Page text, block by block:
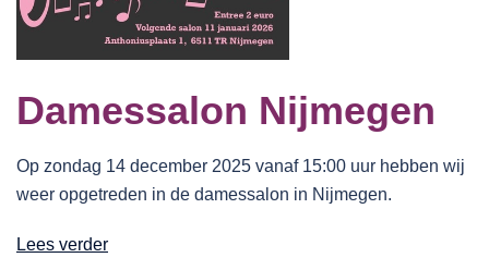
Damessalon Nijmegen
Op zondag 14 december 2025 vanaf 15:00 uur hebben wij
weer opgetreden in de damessalon in Nijmegen.
Lees verder